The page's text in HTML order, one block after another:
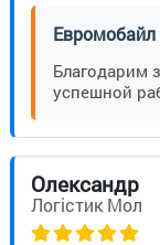
Евромобайл
Благодарим
успешной
Олександр
Логістик Мол